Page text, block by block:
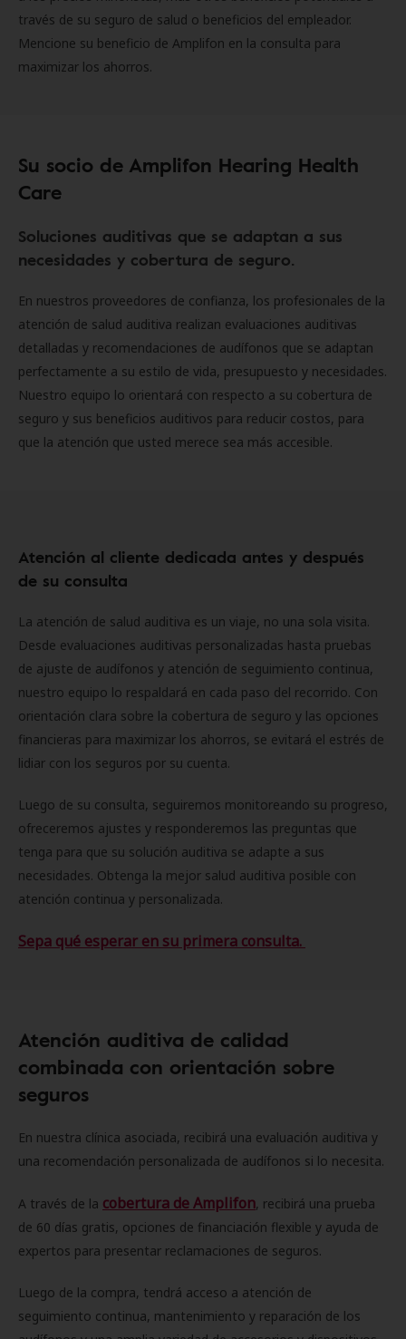
través de su seguro de salud o beneficios del empleador.
Mencione su beneficio de Amplifon en la consulta para
maximizar los ahorros.
Su socio de Amplifon Hearing Health
Care
Soluciones auditivas que se adaptan a sus
necesidades y cobertura de seguro.
En nuestros proveedores de confianza, los profesionales de la
atención de salud auditiva realizan evaluaciones auditivas
detalladas y recomendaciones de audífonos que se adaptan
perfectamente a su estilo de vida, presupuesto y necesidades.
Nuestro equipo lo orientará con respecto a su cobertura de
seguro y sus beneficios auditivos para reducir costos, para
que la atención que usted merece sea más accesible.
Atención al cliente dedicada antes y después
de su consulta
La atención de salud auditiva es un viaje, no una sola visita.
Desde evaluaciones auditivas personalizadas hasta pruebas
de ajuste de audífonos y atención de seguimiento continua,
nuestro equipo lo respaldará en cada paso del recorrido. Con
orientación clara sobre la cobertura de seguro y las opciones
financieras para maximizar los ahorros, se evitará el estrés de
lidiar con los seguros por su cuenta.
Luego de su consulta, seguiremos monitoreando su progreso,
ofreceremos ajustes y responderemos las preguntas que
tenga para que su solución auditiva se adapte a sus
necesidades. Obtenga la mejor salud auditiva posible con
atención continua y personalizada.
Sepa qué esperar en su primera consulta.
Atención auditiva de calidad
combinada con orientación sobre
seguros
En nuestra clínica asociada, recibirá una evaluación auditiva y
una recomendación personalizada de audífonos si lo necesita.
A través de la cobertura de Amplifon, recibirá una prueba
de 60 días gratis, opciones de financiación flexible y ayuda de
expertos para presentar reclamaciones de seguros.
Luego de la compra, tendrá acceso a atención de
seguimiento continua, mantenimiento y reparación de los